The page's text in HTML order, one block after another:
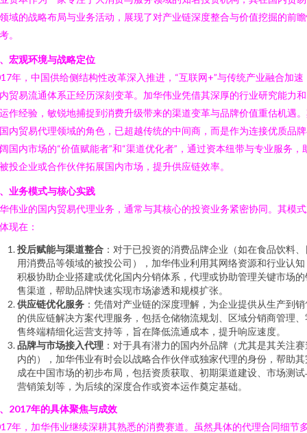
域的战略布局与业务活动，展现了对产业链深度整合与价值挖掘的前
。
宏观环境与战略定位
年，中国供给侧结构性改革深入推进，“互联网+”与传统产业融合加速
贸易流通体系正经历深刻变革。加华伟业凭借其深厚的行业研究能力
作经验，敏锐地捕捉到消费升级带来的渠道变革与品牌价值重估机遇
内贸易代理领域的角色，已超越传统的中间商，而是作为连接优质品
国内市场的“价值赋能者”和“渠道优化者”，通过资本纽带与专业服务，
投企业或合作伙伴拓展国内市场，提升供应链效率。
业务模式与核心实践
伟业的国内贸易代理业务，通常与其核心的投资业务紧密协同。其模
现在：
投后赋能与渠道整合 ：对于已投资的消费品牌企业（如在食品饮料
用消费品等领域的被投公司），加华伟业利用其网络资源和行业认知
积极协助企业搭建或优化国内分销体系，代理或协助管理关键市场的
售渠道，帮助品牌快速实现市场渗透和规模扩张。
供应链优化服务 ：凭借对产业链的深度理解，为企业提供从生产到销
的供应链解决方案代理服务，包括仓储物流规划、区域分销商管理、
售终端精细化运营支持等，旨在降低流通成本，提升响应速度。
品牌与市场接入代理 ：对于具有潜力的国内外品牌（尤其是其关注
内的），加华伟业有时会以战略合作伙伴或独家代理的身份，帮助其
成在中国市场的初步布局，包括资质获取、初期渠道建设、市场测试
营销策划等，为后续的深度合作或资本运作奠定基础。
2017年的具体聚焦与成效
年，加华伟业继续深耕其熟悉的消费赛道。虽然具体的代理合同细节